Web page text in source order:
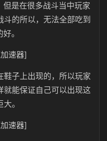
是在很多战斗当中玩家
的所以，无法全部吃到
。
速器]
鞋子上出现的，所以玩家
就能保证自己可以出现这
。
速器]